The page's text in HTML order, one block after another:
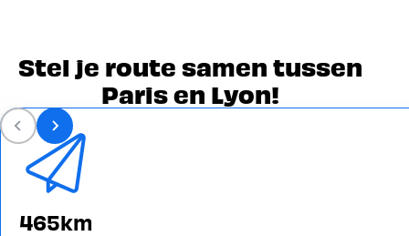
Stel je route samen tussen
Paris en Lyon!
465km